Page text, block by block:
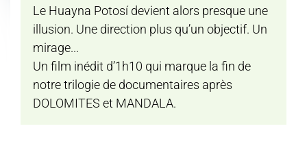
Le Huayna Potosí devient alors presque une
illusion. Une direction plus qu’un objectif. Un
mirage...
Un film inédit d’1h10 qui marque la fin de
notre trilogie de documentaires après
DOLOMITES et MANDALA.